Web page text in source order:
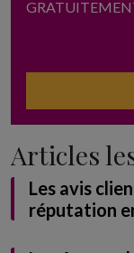
Articles
Les avis
réputation